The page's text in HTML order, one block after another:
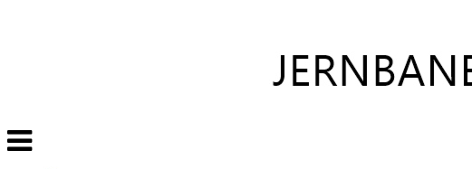
Veksle
navigasjon